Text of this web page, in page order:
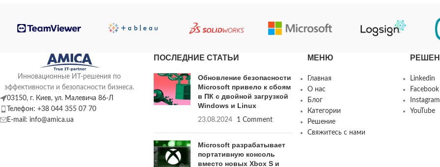
Инновационные ИТ-решения по
эффективности и безопасности бизнеса.
03150, г. Киев, ул. Малевича 86-Л
Телефон: +38 044 355 07 70
E-mail: info@amica.ua
ПОСЛЕДНИЕ СТАТЬИ
Обновление безопасности
Microsoft привело к сбоям
в ПК с двойной загрузкой
Windows и Linux
23.08.2024 1 Comment
Microsoft разрабатывает
портативную консоль
вместо новых Xbox S и
МЕНЮ
Главная
О нас
Блог
Категории
Решение
Свяжитесь с нами
Linkedin
Facebook
Instagram
YouTube